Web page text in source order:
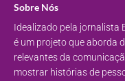
Sobre Nós
Idealizado pela jornalista
é um projeto que aborda
relevantes da
mostrar histórias de